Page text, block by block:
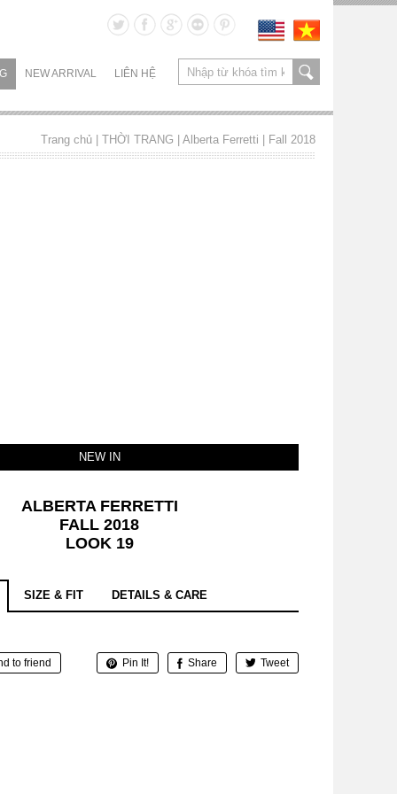
NEW ARRIVAL LIÊN HỆ
Trang chủ | THỜI TRANG | Alberta Ferretti Fall 2018
NEW IN
ALBERTA FERRETTI
FALL 2018
LOOK 19
SIZE & FIT DETAILS & CARE
Tweet
Share
Pin It!
to friend